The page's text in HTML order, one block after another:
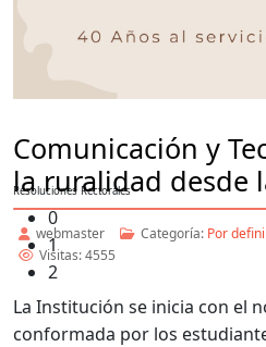
Resoluciones Rectorales
0
1
2
Comunicación y
la ruralidad desde
webmaster Categoría: Por
Visitas: 4555
La Institución se inicia con el
conformada por los